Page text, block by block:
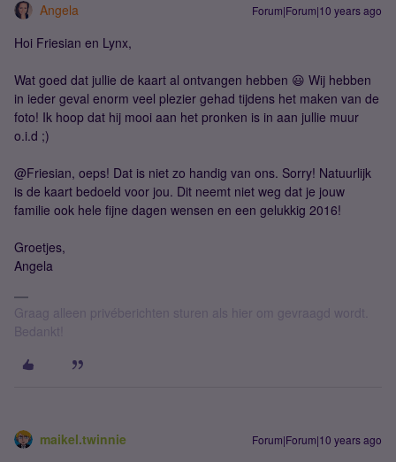
Angela Forum|Forum|10 years ago
Hoi Friesian en Lynx,
Wat goed dat jullie de kaart al ontvangen hebben 😃 Wij hebben
in ieder geval enorm veel plezier gehad tijdens het maken van de
foto! Ik hoop dat hij mooi aan het pronken is in aan jullie muur
o.i.d ;)
@Friesian, oeps! Dat is niet zo handig van ons. Sorry! Natuurlijk
is de kaart bedoeld voor jou. Dit neemt niet weg dat je jouw
familie ook hele fijne dagen wensen en een gelukkig 2016!
Groetjes,
Angela
Graag alleen privéberichten sturen als hier om gevraagd wordt.
Bedankt!
maikel.twinnie Forum|Forum|10 years ago